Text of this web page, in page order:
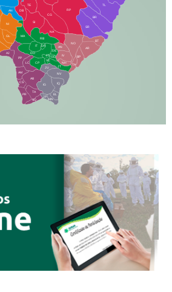
AN
TL
BR
SR
BT
AR
RP
CG
SI
NA
TA
NH
JT
RB
MA
IT
DR
DO
CP
JU
NV
IQ
EL
NI
PP
AJ
LC
AM
AB
JP
DB
TE
CS
PR
TA
SQ
IG
MN
NO
BP
GL
AN
IV
FS
VC
GD
DE